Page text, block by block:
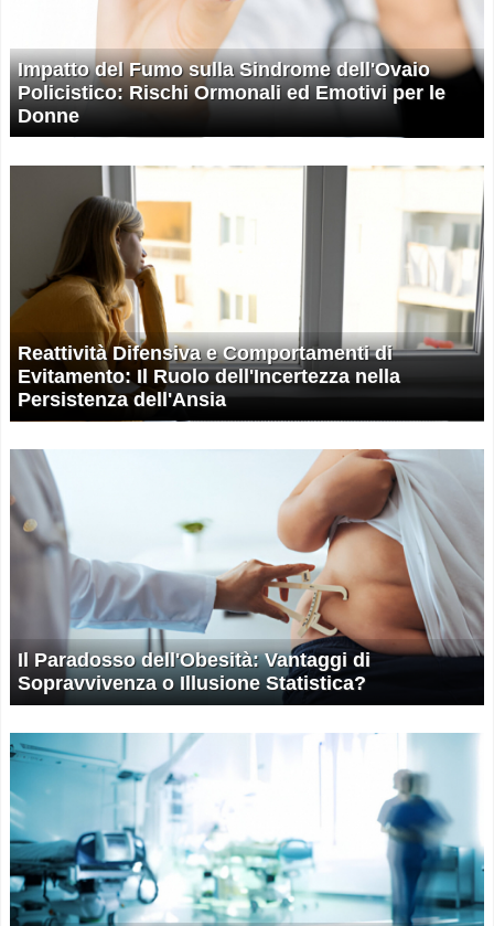
Impatto del Fumo sulla Sindrome dell'Ovaio
Policistico: Rischi Ormonali ed Emotivi per le
Donne
Reattività Difensiva e Comportamenti di
Evitamento: Il Ruolo dell'Incertezza nella
Persistenza dell'Ansia
Il Paradosso dell'Obesità: Vantaggi di
Sopravvivenza o Illusione Statistica?